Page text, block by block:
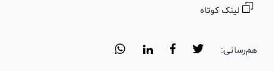
لینک کوتاه
هم‌رسانی: